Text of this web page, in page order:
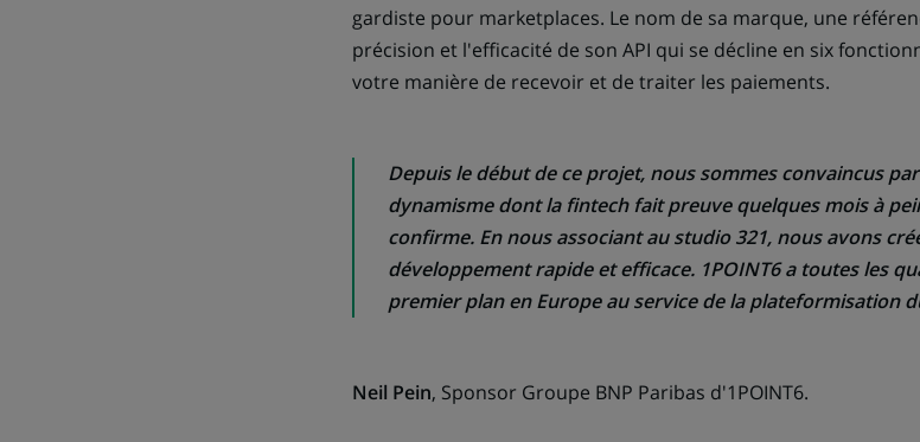
gardiste pour marketplaces. Le nom de sa marque, une
précision et l'efficacité de son API qui se décline en six
votre manière de recevoir et de traiter les paiements.
Depuis le début de ce projet, nous sommes convaincus
dynamisme dont la fintech fait preuve quelques mois à
confirme. En nous associant au studio 321, nous avons
développement rapide et efficace. 1POINT6 a toutes les
premier plan en Europe au service de la plateformisation
Neil Pein, Sponsor Groupe BNP Paribas d'1POINT6.